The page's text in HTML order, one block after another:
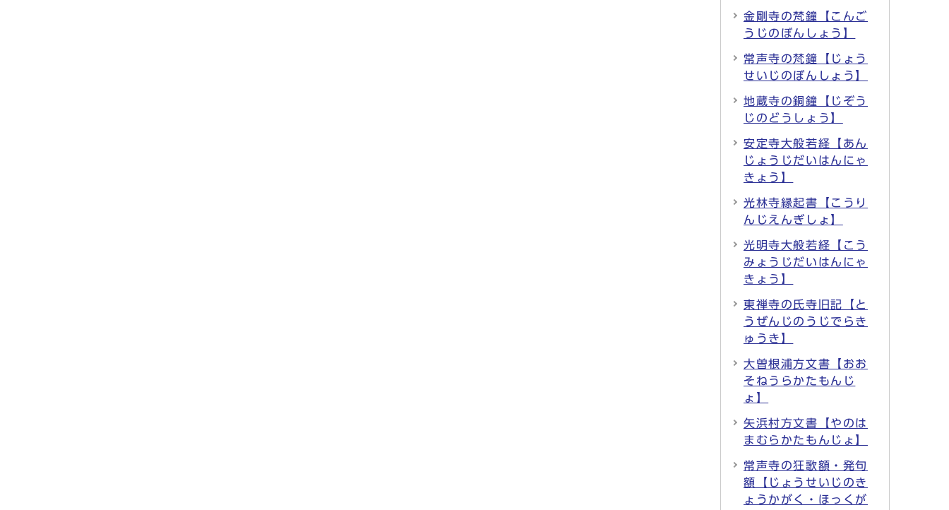
金剛寺の梵鐘【こんご
うじのぼんしょう】
常声寺の梵鐘【じょう
せいじのぼんしょう】
地蔵寺の銅鐘【じぞう
じのどうしょう】
安定寺大般若経【あん
じょうじだいはんにゃ
きょう】
光林寺縁起書【こうり
んじえんぎしょ】
光明寺大般若経【こう
みょうじだいはんにゃ
きょう】
東禅寺の氏寺旧記【と
うぜんじのうじでらき
ゅうき】
大曽根浦方文書【おお
そねうらかたもんじ
ょ】
矢浜村方文書【やのは
まむらかたもんじょ】
常声寺の狂歌額・発句
額【じょうせいじのき
ょうかがく・ほっくが